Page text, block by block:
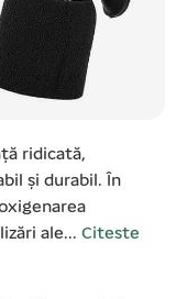
ridicată,
și durabil. În
ale... Citeste